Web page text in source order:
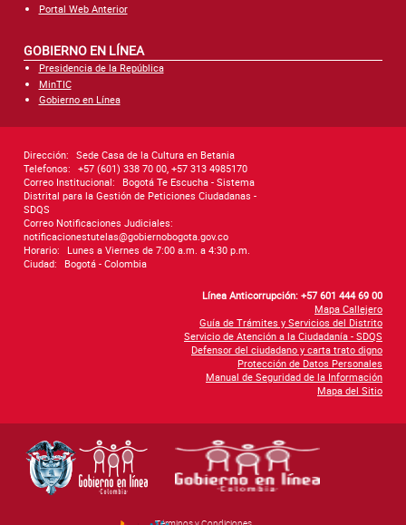
Portal Web Anterior
GOBIERNO EN LÍNEA
Presidencia de la República
MinTIC
Gobierno en Línea
Dirección: Sede Casa de la Cultura en Betania
Telefonos: +57 (601) 338 70 00, +57 313 4985170
Correo Institucional:
Bogotá Te Escucha - Sistema
Distrital para la Gestión de Peticiones Ciudadanas -
SDQS
Correo Notificaciones Judiciales:
notificacionestutelas@gobiernobogota.gov.co
Horario:
Lunes a Viernes de 7:00 a.m. a 4:30 p.m.
Ciudad:
Bogotá - Colombia
Línea Anticorrupción: +57 601 444 69 00
Mapa Callejero
Guía de Trámites y Servicios del Distrito
Servicio de Atención a la Ciudadanía - SDQS
Defensor del ciudadano y carta trato digno
Protección de Datos Personales
Manual de Seguridad de la Información
Mapa del Sitio